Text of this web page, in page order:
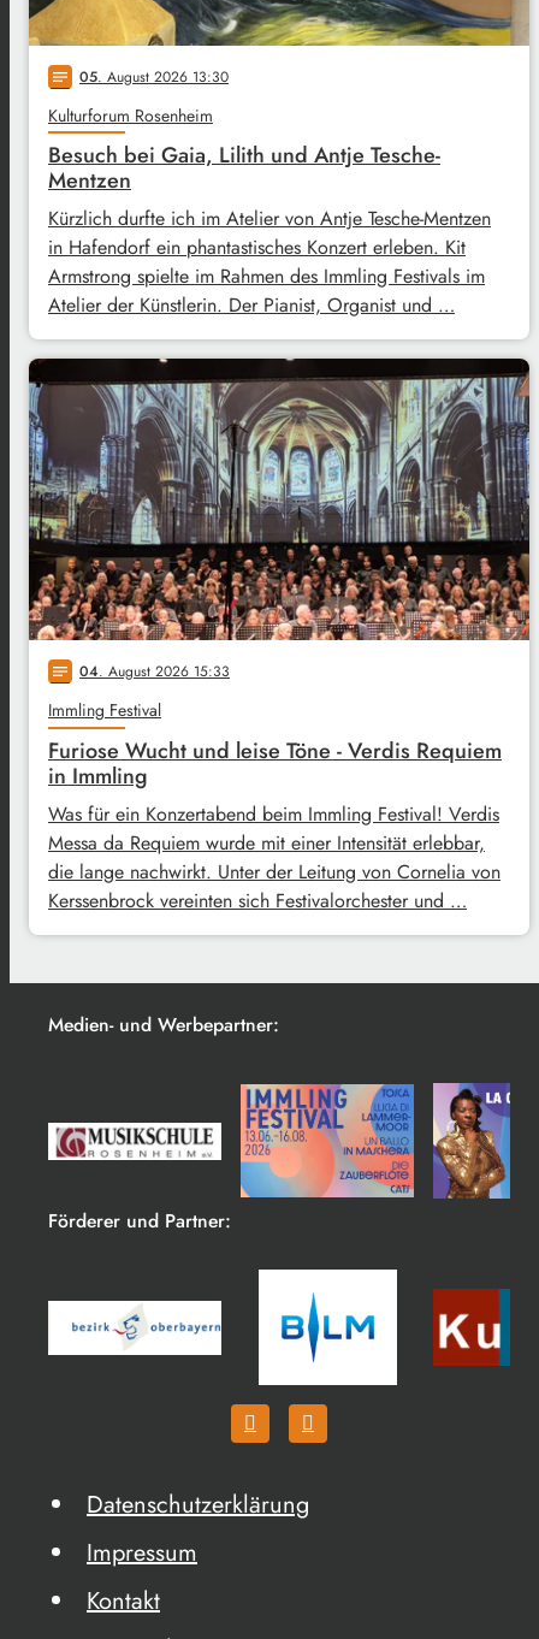
notes 05. August 2026 13:30
Kulturforum Rosenheim
Besuch bei Gaia, Lilith und Antje Tesche-
Mentzen
Kürzlich durfte ich im Atelier von Antje Tesche-Mentzen
in Hafendorf ein phantastisches Konzert erleben. Kit
Armstrong spielte im Rahmen des Immling Festivals im
Atelier der Künstlerin. Der Pianist, Organist und …
notes 04. August 2026 15:33
Immling Festival
Furiose Wucht und leise Töne - Verdis Requiem
in Immling
Was für ein Konzertabend beim Immling Festival! Verdis
Messa da Requiem wurde mit einer Intensität erlebbar,
die lange nachwirkt. Unter der Leitung von Cornelia von
Kerssenbrock vereinten sich Festivalorchester und …
Medien- und Werbepartner:
Förderer und Partner:
Datenschutzerklärung
Impressum
Kontakt